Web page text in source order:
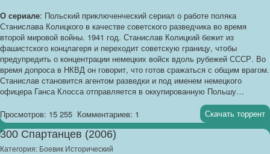
О сериале: Польский приключенческий сериал о работе поляка
Станислава Колицкого в качестве советского разведчика во время
второй мировой войны. 1941 год. Станислав Колицкий бежит из
фашистского концлагеря и переходит советскую границу, чтобы
предупредить о концентрации немецких войск вдоль рубежей СССР. Во
время допроса в НКВД он говорит, что готов сражаться с общим врагом.
Станислав становится агентом разведки и под именем немецкого
офицера Ганса Клосса отправляется в оккупированную Польшу…
Просмотров: 15 255 Комментариев: 1 Скачать торрент
300 Спартанцев (2006)
Категория: Боевик Исторический